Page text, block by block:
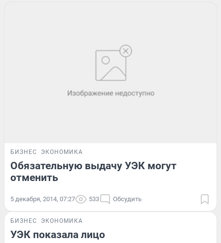
БИЗНЕС ЭКОНОМИКА
Обязательную выдачу УЭК могут
отменить
5 декабря, 2014, 07:27 533 Обсудить
БИЗНЕС ЭКОНОМИКА
УЭК показала лицо